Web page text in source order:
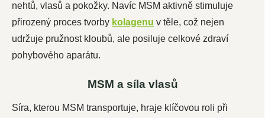
nehtů, vlasů a pokožky. Navíc MSM aktivně stimuluje
přirozený proces tvorby kolagenu v těle, což nejen
udržuje pružnost kloubů, ale posiluje celkové zdraví
pohybového aparátu.
MSM a síla vlasů
Síra, kterou MSM transportuje, hraje klíčovou roli při